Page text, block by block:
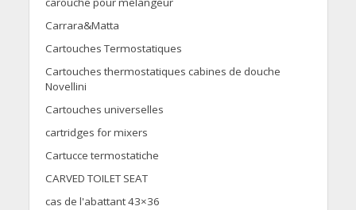
Carrara&Matta
Cartouches Termostatiques
Cartouches thermostatiques cabines de douche
Novellini
Cartouches universelles
cartridges for mixers
Cartucce termostatiche
CARVED TOILET SEAT
cas de l'abattant 43×36